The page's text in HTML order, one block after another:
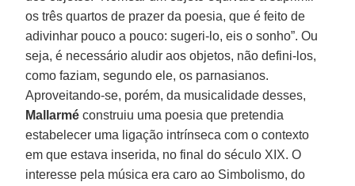
os três quartos de prazer da poesia, que é feito de
adivinhar pouco a pouco: sugeri-lo, eis o sonho”. Ou
seja, é necessário aludir aos objetos, não defini-los,
como faziam, segundo ele, os parnasianos.
Aproveitando-se, porém, da musicalidade desses,
Mallarméconstruiu uma poesia que pretendia
estabelecer uma ligação intrínseca com o contexto
em que estava inserida, no final do século XIX. O
interesse pela música era caro ao Simbolismo, do